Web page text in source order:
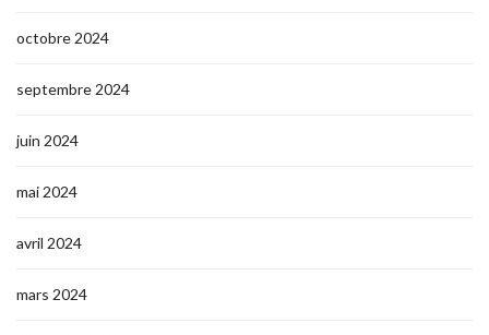
octobre 2024
septembre 2024
juin 2024
mai 2024
avril 2024
mars 2024